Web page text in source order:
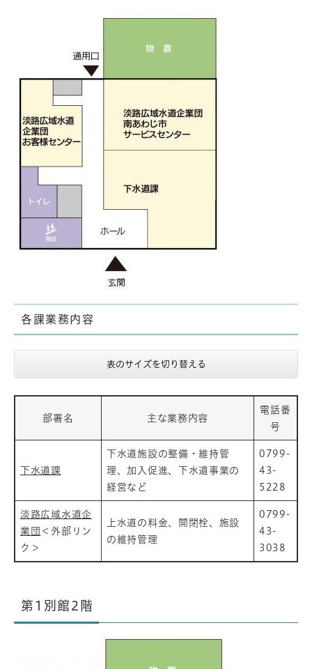
各課業務内容
表のサイズを切り替える
部署名 主な業務内容
電話番
号
下水道課
下水道施設の整備・維持管
理、加入促進、下水道事業の
経営など
0799-
43-
5228
淡路広域水道企
業団 ＜外部リン
ク＞
上水道の料金、開閉栓、施設
の維持管理
0799-
43-
3038
第1別館2階